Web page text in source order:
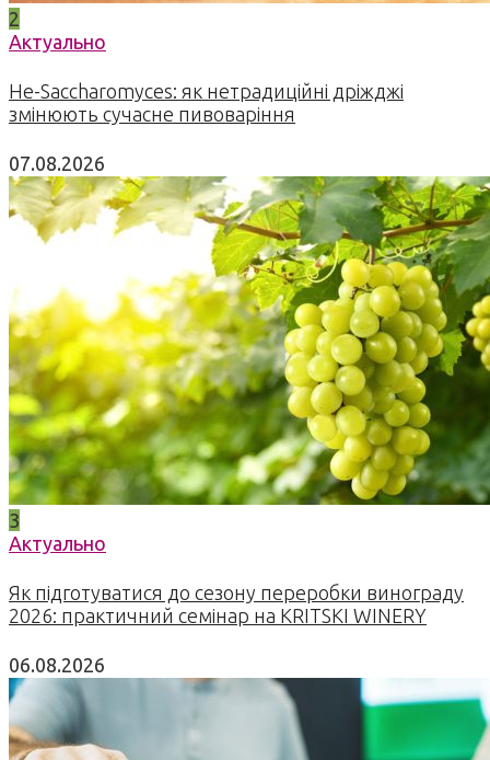
2
Актуально
Не-Saccharomyces: як нетрадиційні дріжджі
змінюють сучасне пивоваріння
07.08.2026
3
Актуально
Як підготуватися до сезону переробки винограду
2026: практичний семінар на KRITSKI WINERY
06.08.2026